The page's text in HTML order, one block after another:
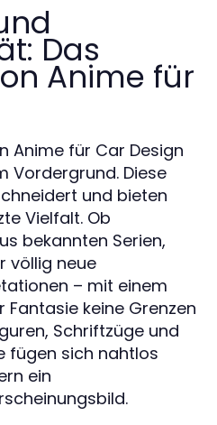
Das
Anime für
Anime für Car Design
Vordergrund. Diese
und bieten
Vielfalt. Ob
bekannten Serien,
völlig neue
– mit einem
keine Grenzen
Schriftzüge und
fügen sich nahtlos
ein